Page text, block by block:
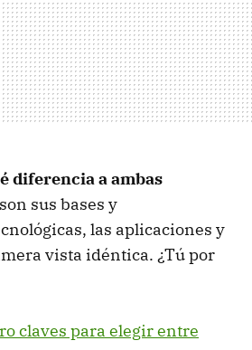
diferencia a ambas
sus bases y
las aplicaciones y
vista idéntica. ¿Tú por
claves para elegir entre